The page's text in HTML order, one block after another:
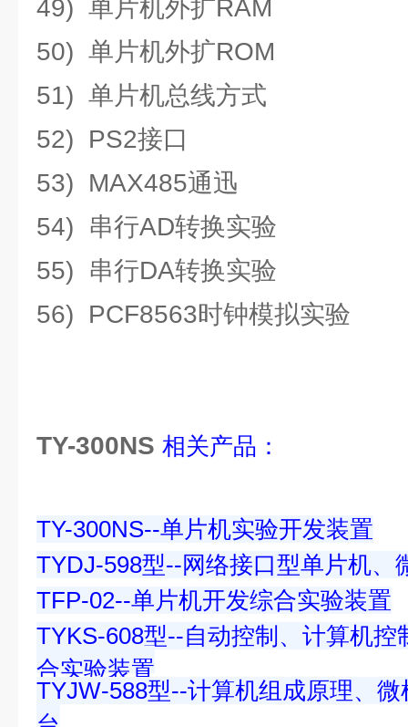
49) 单片机外扩RAM
50) 单片机外扩ROM
51) 单片机总线方式
52) PS2接口
53) MAX485通迅
54) 串行AD转换实验
55) 串行DA转换实验
56) PCF8563时钟模拟实验
TY-300NS 相关产品：
TY-300NS--单片机实验开发装置
TYDJ-598型--网络接口型单片机、
TFP-02--单片机开发综合实验装置
TYKS-608型--自动控制、计算机控
合实验装置
TYJW-588型--计算机组成原理、
台